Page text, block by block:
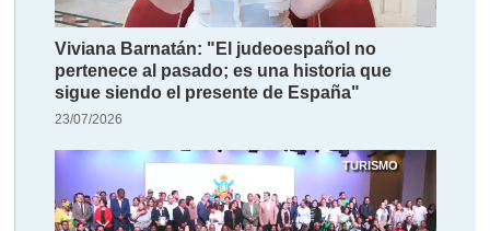
Viviana Barnatán: "El judeoespañol no
pertenece al pasado; es una historia que
sigue siendo el presente de España"
23/07/2026
TURISMO